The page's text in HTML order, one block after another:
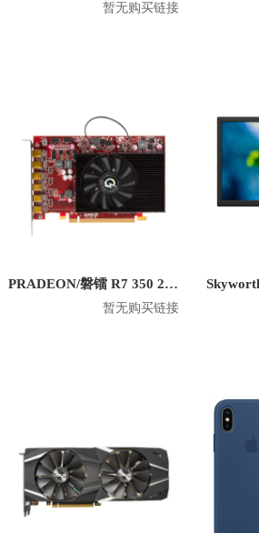
暂无购买链接
PRADEON/磐镭 R7 350 2G 6miniDP 六屏显卡
暂无购买链接